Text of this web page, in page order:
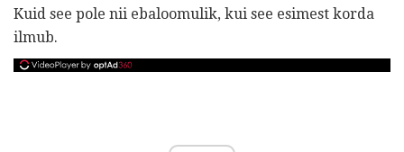
Kuid see pole nii ebaloomulik, kui see esimest korda
ilmub.